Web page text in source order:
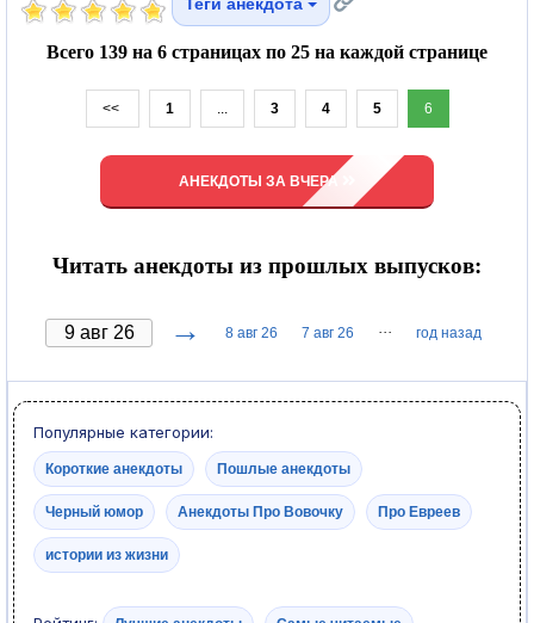
Всего 139 на 6 страницах по 25 на каждой странице
<< 1 ... 3 4 5 6
АНЕКДОТЫ ЗА ВЧЕРА
Читать анекдоты из прошлых выпусков:
→ 8 авг 26 7 авг 26 ··· год назад
Популярные категории:
Короткие анекдоты Пошлые анекдоты
Черный юмор Анекдоты Про Вовочку Про Евреев
истории из жизни